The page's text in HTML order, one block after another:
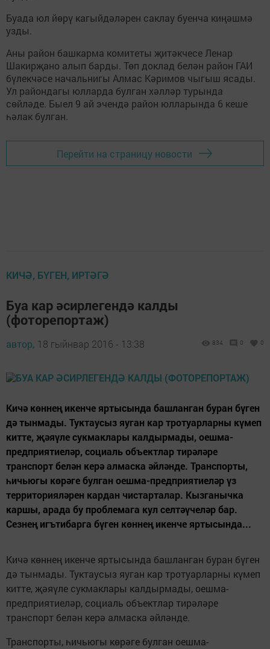
Буада юл йөрү кагыйдәләрен саклау буенча киңәшмә
узды.
Аны район башкарма комитеты җитәкчесе Ленар
Шакирҗано алып барды. Төп доклад белән район ГАИ
бүлекчәсе начальнигы Алмас Кәримов чыгыш ясады.
Ул райондагы юлларда булган хәлләр турында
сөйләде. Быел 9 ай эчендә район юлларында 6 кеше
һәлак булган.
Перейти на страницу новости
КИЧӘ, БҮГЕН, ИРТӘГӘ
Буа кар әсирлегендә калды
(фоторепортаж)
автор, 18 гыйнвар 2016 - 13:38 834 0 0
Кичә көннең икенче яртысында башланган буран бүген
дә тынмады. Туктаусыз яуган кар тротуарларны күмеп
китте, җәяүле сукмаклары калдырмады, оешма-
предприятиеләр, социаль объектлар тирәләре
транспорт белән керә алмаска әйләнде. Транспорты,
һичьюгы көрәге булган оешма-предприятиеләр үз
территорияләрен кардан чистарталар. Кызганычка
каршы, арада бу проблемага кул селтәүчеләр бар.
Сезнең игътибарга бүген көннең икенче яртысында...
Кичә көннең икенче яртысында башланган буран бүген
дә тынмады. Туктаусыз яуган кар тротуарларны күмеп
китте, җәяүле сукмаклары калдырмады, оешма-
предприятиеләр, социаль объектлар тирәләре
транспорт белән керә алмаска әйләнде.
Транспорты, һичьюгы көрәге булган оешма-